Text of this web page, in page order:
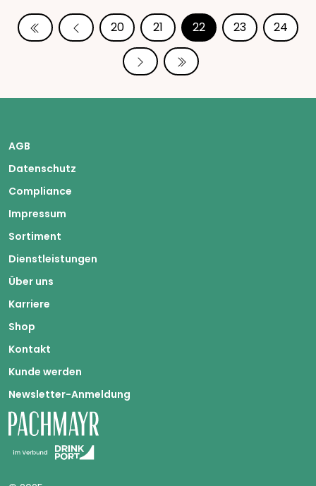
20 21 22 23 24
AGB
Datenschutz
Compliance
Impressum
Sortiment
Dienstleistungen
Über uns
Karriere
Shop
Kontakt
Kunde werden
Newsletter-Anmeldung